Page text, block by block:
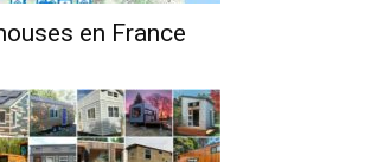
en France